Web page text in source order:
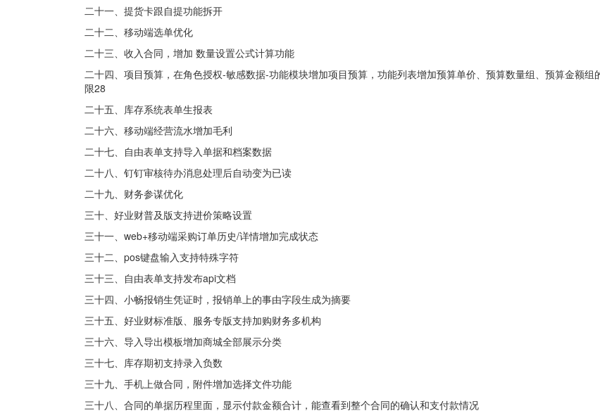
二十一、提货卡跟自提功能拆开
二十二、移动端选单优化
二十三、收入合同，增加 数量设置公式计算功能
二十四、项目预算，在角色授权-敏感数据-功能模块增加项目预算，功能列表增加预算单价、预算数量组、预算金额组
限28
二十五、库存系统表单生报表
二十六、移动端经营流水增加毛利
二十七、自由表单支持导入单据和档案数据
二十八、钉钉审核待办消息处理后自动变为已读
二十九、财务参谋优化
三十、好业财普及版支持进价策略设置
三十一、web+移动端采购订单历史/详情增加完成状态
三十二、pos键盘输入支持特殊字符
三十三、自由表单支持发布api文档
三十四、小畅报销生凭证时，报销单上的事由字段生成为摘要
三十五、好业财标准版、服务专版支持加购财务多机构
三十六、导入导出模板增加商城全部展示分类
三十七、库存期初支持录入负数
三十九、手机上做合同，附件增加选择文件功能
三十八、合同的单据历程里面，显示付款金额合计，能查看到整个合同的确认和支付款情况